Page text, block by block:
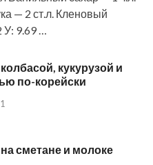
— 2 ст.л. Кленовый
9.69 …
кукурузой и
по-корейски
сметане и молоке